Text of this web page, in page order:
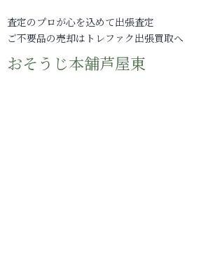
査定のプロが心を込めて出張査定
ご不要品の売却はトレファク出張買取へ
おそうじ本舗芦屋東